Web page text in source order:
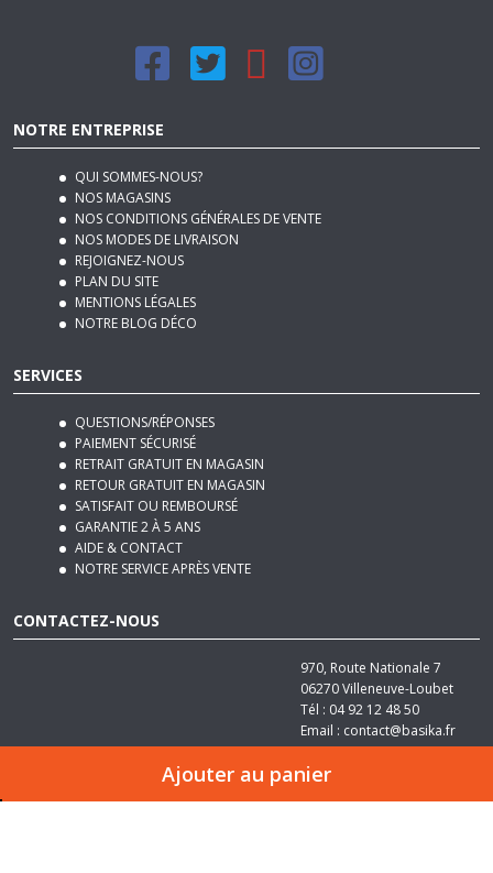
Ajouter au panier
QUI SOMMES-NOUS?
NOS MAGASINS
NOS CONDITIONS GÉNÉRALES DE VENTE
NOS MODES DE LIVRAISON
REJOIGNEZ-NOUS
PLAN DU SITE
MENTIONS LÉGALES
NOTRE BLOG DÉCO
QUESTIONS/RÉPONSES
PAIEMENT SÉCURISÉ
RETRAIT GRATUIT EN MAGASIN
RETOUR GRATUIT EN MAGASIN
SATISFAIT OU REMBOURSÉ
GARANTIE 2 À 5 ANS
AIDE & CONTACT
NOTRE SERVICE APRÈS VENTE
970, Route Nationale 7
06270Villeneuve-Loubet
Tél :04 92 12 48 50
Email : contact@basika.fr